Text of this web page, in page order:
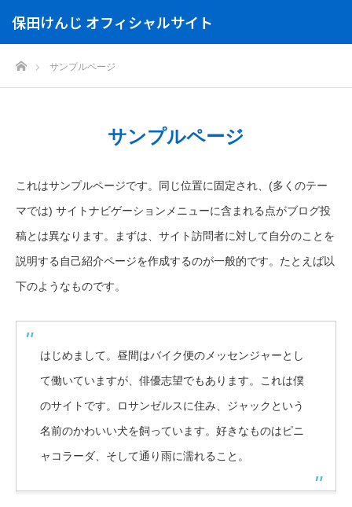
保田けんじ オフィシャルサイト
ホームサンプルページ
サンプルページ
これはサンプルページです。同じ位置に固定され、(多くのテー
マでは) サイトナビゲーションメニューに含まれる点がブログ投
稿とは異なります。まずは、サイト訪問者に対して自分のことを
説明する自己紹介ページを作成するのが一般的です。たとえば以
下のようなものです。
はじめまして。昼間はバイク便のメッセンジャーとし
て働いていますが、俳優志望でもあります。これは僕
のサイトです。ロサンゼルスに住み、ジャックという
名前のかわいい犬を飼っています。好きなものはピニ
ャコラーダ、そして通り雨に濡れること。